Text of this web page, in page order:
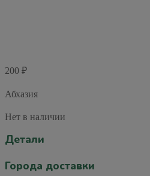
200 ₽
Абхазия
Нет в наличии
Детали
Города доставки